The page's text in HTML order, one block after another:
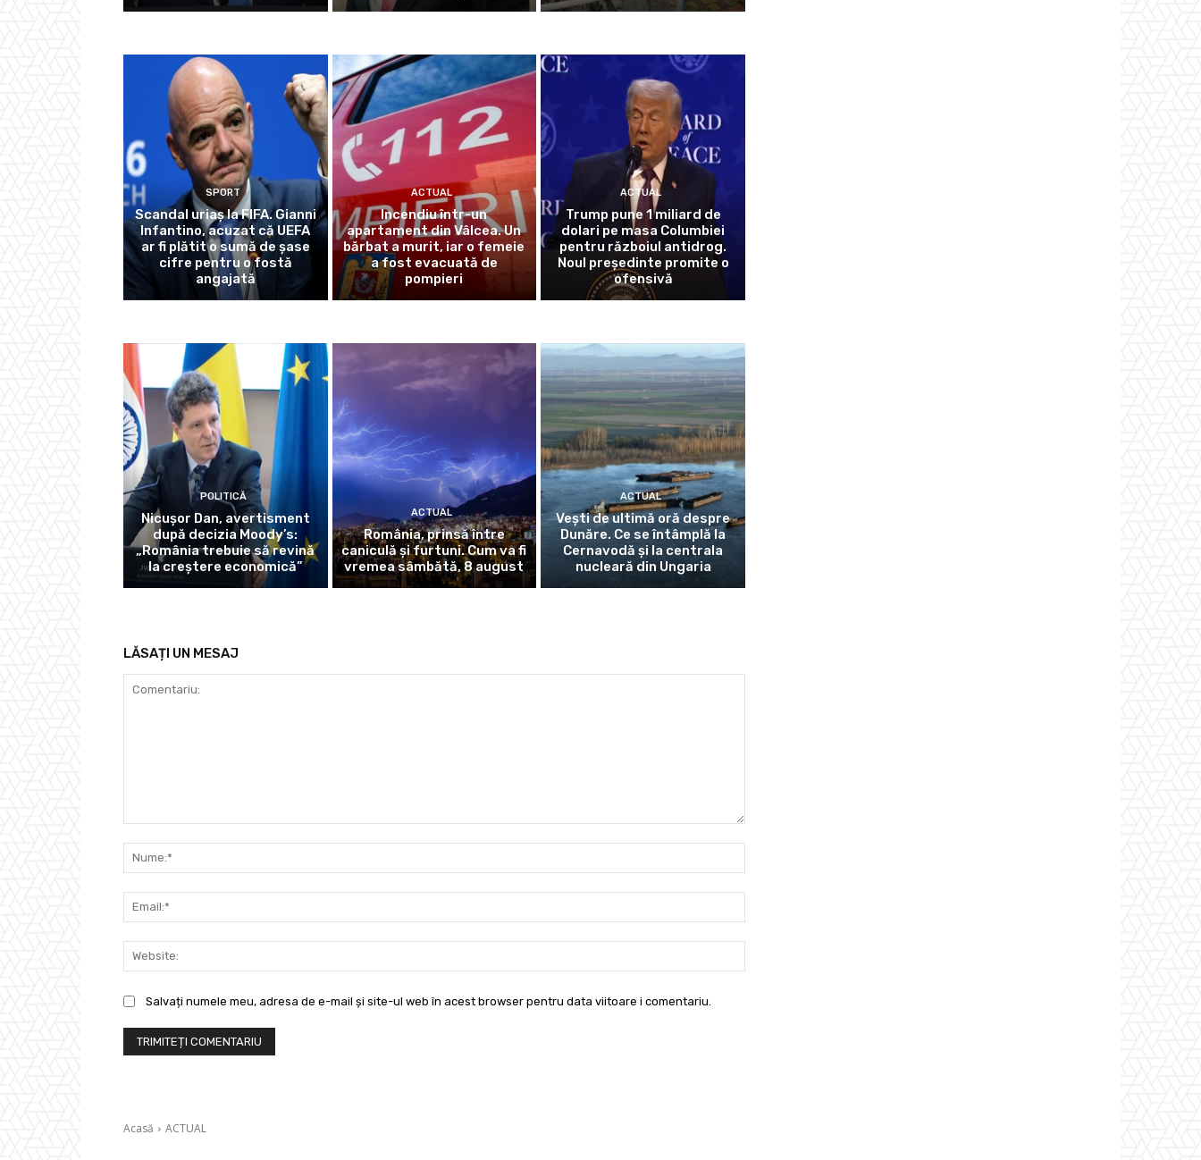
SPORT
Scandal uriaș la FIFA. Gianni
Infantino, acuzat că UEFA
ar fi plătit o sumă de șase
cifre pentru o fostă
angajată
ACTUAL
Incendiu într-un
apartament din Vâlcea. Un
bărbat a murit, iar o femeie
a fost evacuată de
pompieri
ACTUAL
Trump pune 1 miliard de
dolari pe masa Columbiei
pentru războiul antidrog.
Noul președinte promite o
ofensivă
POLITICĂ
Nicușor Dan, avertisment
după decizia Moody’s:
„România trebuie să revină
la creștere economică”
ACTUAL
România, prinsă între
caniculă și furtuni. Cum va fi
vremea sâmbătă, 8 august
ACTUAL
Vești de ultimă oră despre
Dunăre. Ce se întâmplă la
Cernavodă și la centrala
nucleară din Ungaria
LĂSAȚI UN MESAJ
Salvați numele meu, adresa de e-mail și site-ul web în acest browser pentru data viitoare i comentariu.